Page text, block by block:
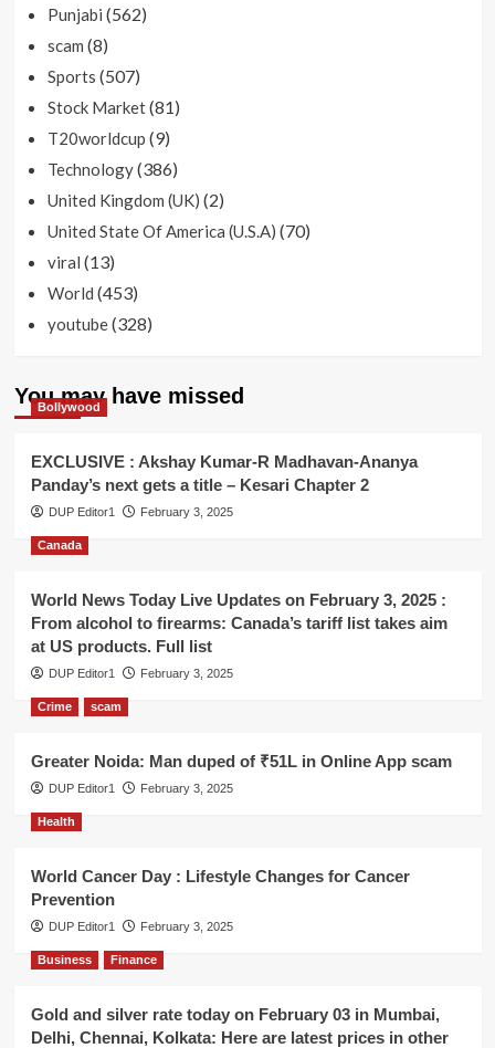
Punjabi (562)
scam (8)
Sports (507)
Stock Market(81)
T20worldcup (9)
Technology(386)
United Kingdom (UK) (2)
United State Of America (U.S.A) (70)
viral (13)
World (453)
youtube(328)
You may have missed
Bollywood
EXCLUSIVE : Akshay Kumar-R Madhavan-Ananya
Panday’s next gets a title – Kesari Chapter 2
DUP Editor1 February 3, 2025
Canada
World News Today Live Updates on February 3, 2025 :
From alcohol to firearms: Canada’s tariff list takes aim
at US products. Full list
DUP Editor1 February 3, 2025
Crime scam
Greater Noida: Man duped of ₹51L in Online App scam
DUP Editor1 February 3, 2025
Health
World Cancer Day : Lifestyle Changes for Cancer
Prevention
DUP Editor1 February 3, 2025
Business Finance
Gold and silver rate today on February 03 in Mumbai,
Delhi, Chennai, Kolkata: Here are latest prices in other